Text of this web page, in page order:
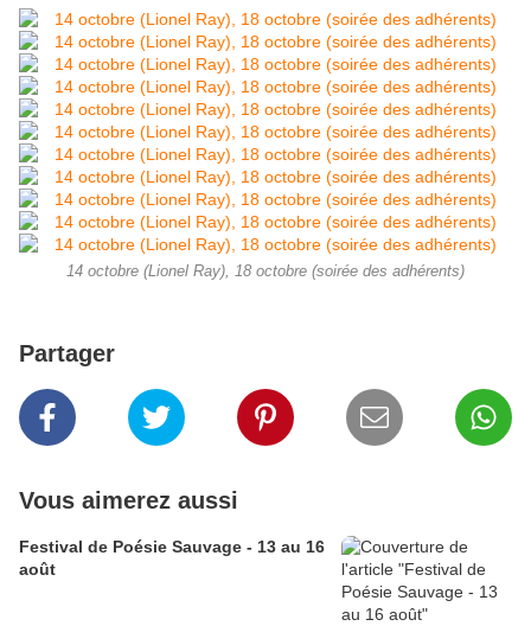
14 octobre (Lionel Ray), 18 octobre (soirée des adhérents)
Partager
Vous aimerez aussi
Festival de Poésie Sauvage - 13 au 16
août